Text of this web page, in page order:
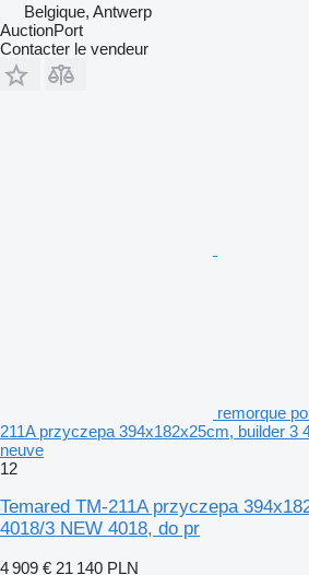
Belgique, Antwerp
AuctionPort
Contacter le vendeur
remorque
211A przyczepa 394x182x25cm, builder 3
neuve
12
Temared TM-211A przyczepa
4018/3 NEW 4018, do pr
4 909 € 21 140 PLN